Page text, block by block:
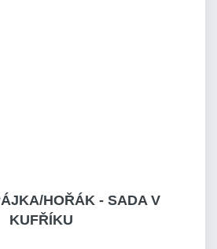
HOŘÁK - SADA V
KUFŘÍKU